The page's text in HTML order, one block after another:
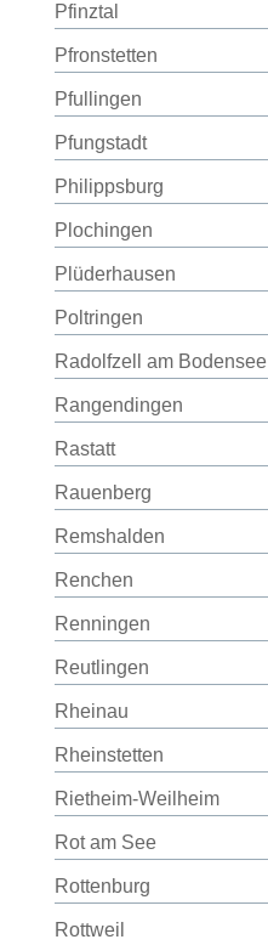
Pfinztal
Pfronstetten
Pfullingen
Pfungstadt
Philippsburg
Plochingen
Plüderhausen
Poltringen
Radolfzell am Bodensee
Rangendingen
Rastatt
Rauenberg
Remshalden
Renchen
Renningen
Reutlingen
Rheinau
Rheinstetten
Rietheim-Weilheim
Rot am See
Rottenburg
Rottweil